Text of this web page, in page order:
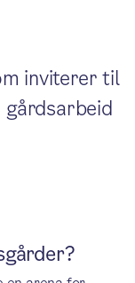
inviterer til